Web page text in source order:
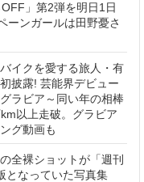
」第2弾を明日1日
ーンガールは田野憂さ
イクを愛する旅人・有
披露! 芸能界デビュー
ラビア～同い年の相棒
以上走破。グラビア
グ動画も
全裸ショットが「週刊
となっていた写真集